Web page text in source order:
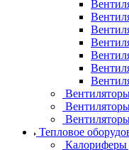
Тепловое
Калориферы